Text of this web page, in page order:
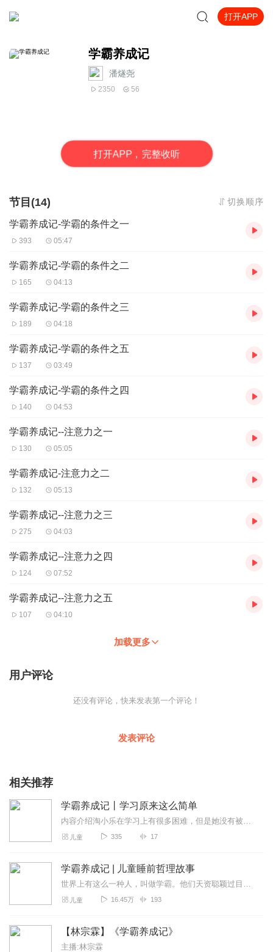
打开APP
学霸养成记
潘燧尧
2350 56
打开APP，完整收听
节目(14) 切换顺序
学霸养成记-学霸的条件之一
393 05:47
学霸养成记-学霸的条件之二
165 04:13
学霸养成记-学霸的条件之三
189 04:18
学霸养成记-学霸的条件之五
137 03:49
学霸养成记-学霸的条件之四
140 04:53
学霸养成记--注意力之一
130 05:05
学霸养成记-注意力之二
132 05:13
学霸养成记--注意力之三
275 04:03
学霸养成记--注意力之四
124 07:52
学霸养成记--注意力之五
107 04:10
加载更多
用户评论
还没有评论，快来发表第一个评论！
发表评论
相关推荐
学霸养成记丨学习原来这么简单
内容介绍淘小乐在学习上有很多困难，但是她没有被困难吓倒，而是积极想办法针对各科的不同特点，设计出了一些适合自己的学习小妙招，让自己的成绩有了很大的提升。更重要的...
儿童 335 17
学霸养成记 | 儿童睡前哲理故事
世界上有这么一种人，叫做学霸。他们天资聪颖过目不忘，雄才大略，霸气侧漏！学霸，这是多少孩子渴望的称呼，这样就可以得到老师的称赞，父母的夸奖，同学们的羡慕。人人都...
儿童 16.45万 193
【林宗霖】《学霸养成记》
主播:林宗霖